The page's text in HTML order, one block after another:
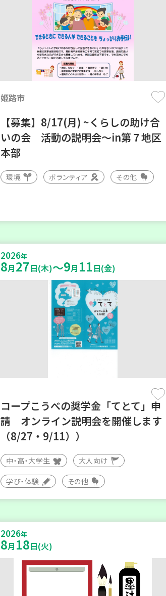
姫路市
【募集】8/17(月) ~くらしの助け合
いの会 活動の説明会～in第７地区
本部
環境 ボランティア その他
2026年
8月27日(木)～9月 11日(金)
コープこうべの奨学金「てとて」申
請 オンライン説明会を開催します
（8/27・9/11））
中・高・大学生 大人向け
学び・体験 その他
2026年
8月 18日(火)